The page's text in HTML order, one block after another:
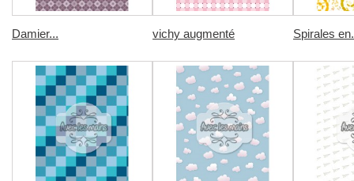
Damier... vichy augmenté Spirales